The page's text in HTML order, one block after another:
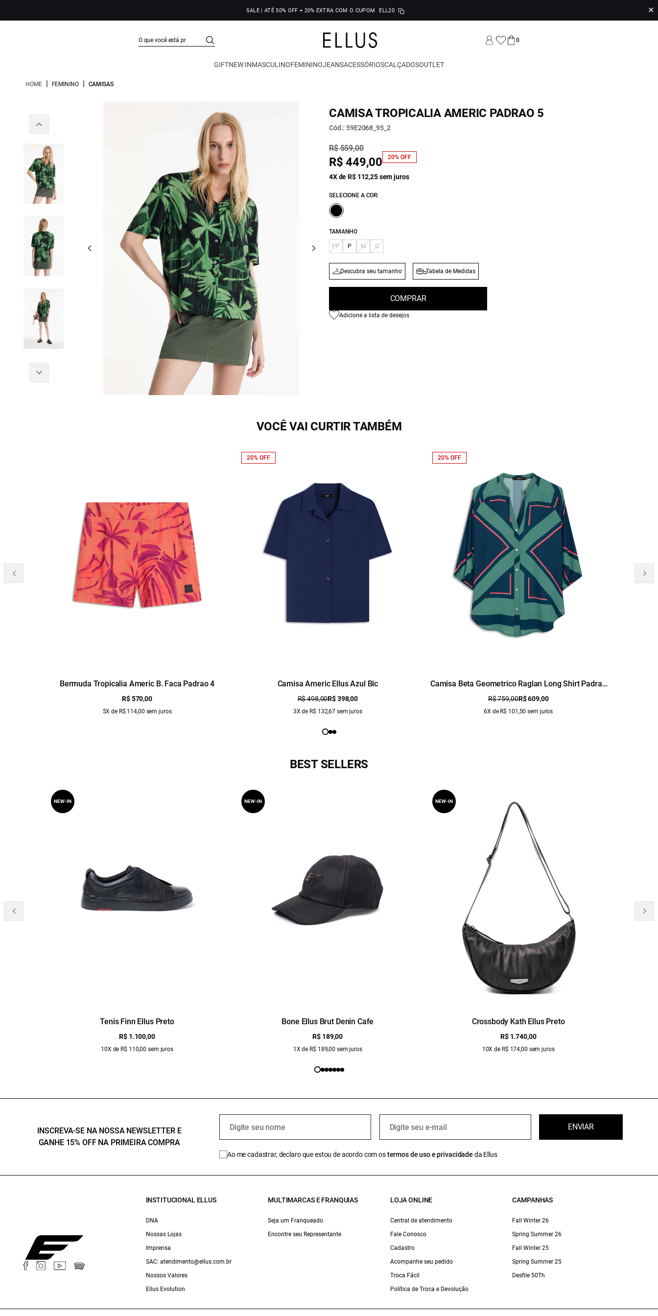
SALE | ATÉ 50% OFF + 20% EXTRA COM O CUPOM ELL20 ✕
0
GIFTNEW INMASCULINOFEMININOJEANSACESSÓRIOSCALÇADOSOUTLET
HOME | FEMININO | CAMISAS
CAMISA TROPICALIA AMERIC PADRAO 5
Cód.: 59E2068_95_2
R$ 559,00
R$ 449,00 20% OFF
4X de R$ 112,25 sem juros
SELECIONE A COR:
TAMANHO
PP P M G
Descubra seu tamanho Tabela de Medidas
COMPRAR
Adicione a lista de desejos
VOCÊ VAI CURTIR TAMBÉM
Bermuda Tropicalia Americ B. Faca Padrao 4
R$ 570,00
5X de R$ 114,00 sem juros
Camisa Americ Ellus Azul Bic
R$ 498,00R$ 398,00
3X de R$ 132,67 sem juros
20% OFF
Camisa Beta Geometrico Raglan Long Shirt Padrao
1
R$ 759,00R$ 609,00
6X de R$ 101,50 sem juros
20% OFF
BEST SELLERS
Tenis Finn Ellus Preto
R$ 1.100,00
10X de R$ 110,00 sem juros
NEW-IN
Bone Ellus Brut Denin Cafe
R$ 189,00
1X de R$ 189,00 sem juros
NEW-IN
Crossbody Kath Ellus Preto
R$ 1.740,00
10X de R$ 174,00 sem juros
NEW-IN
INSCREVA-SE NA NOSSA NEWSLETTER E
GANHE 15% OFF NA PRIMEIRA COMPRA
ENVIAR
Ao me cadastrar, declaro que estou de acordo com ostermos de uso e privacidade da Ellus
INSTITUCIONAL ELLUS
DNA
Nossas Lojas
Imprensa
SAC: atendimento@ellus.com.br
Nossos Valores
Ellus Evolution
MULTIMARCAS E FRANQUIAS
Seja um Franqueado
Encontre seu Representante
LOJA ONLINE
Central de atendimento
Fale Conosco
Cadastro
Acompanhe seu pedido
Troca Fácil
Política de Troca e Devolução
CAMPANHAS
Fall Winter 26
Spring Summer 26
Fall Winter 25
Spring Summer 25
Desfile 50Th